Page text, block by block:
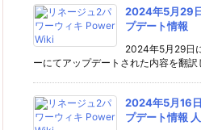
2024年5月29
プデート情報
2024年5月29日
ーにてアップデートされた内容を翻訳
2024年5月16
プデート情報